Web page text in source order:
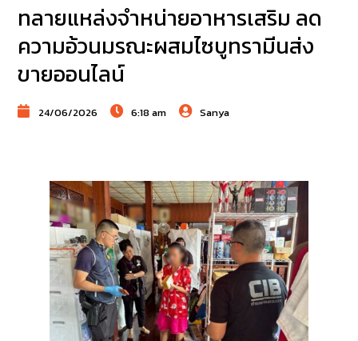
ทลายแหล่งจำหน่ายอาหารเสริม ลด
ความอ้วนมรณะผสมไซบูทรามีนส่ง
ขายออนไลน์
24/06/2026 6:18 am Sanya